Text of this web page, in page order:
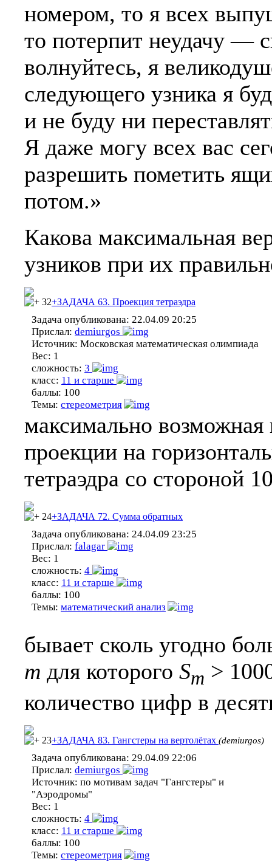
номером, то я всех
то потерпит неудачу —
волнуйтесь, я
следующего узника я
и не буду ни
Я даже могу всех вас
разрешить пометить
потом.»
Какова максимальная
узников при их
32+ЗАДАЧА 63. Проекция тетраэдра
Задача опубликована: 22.04.09 20:25
Прислал: demiurgos
Источник: Московская математическая олимпиада
Вес: 1
сложность: 3
класс: 11 и старше
баллы: 100
Темы: стереометрия
максимально
проекции на
тетраэдра со стороной
24+ЗАДАЧА 72. Сумма обратных
Задача опубликована: 24.04.09 23:25
Прислал: falagar
Вес: 1
сложность: 4
класс: 11 и старше
баллы: 100
Темы: математический анализ
бывает сколь угодно
m для которого Sm >
количество цифр в
23+ЗАДАЧА 83. Гангстеры на вертолётах (demiurgos)
Задача опубликована: 29.04.09 22:06
Прислал: demiurgos
Источник: по мотивам задач "Гангстеры" и
"Аэродромы"
Вес: 1
сложность: 4
класс: 11 и старше
баллы: 100
Темы: стереометрия